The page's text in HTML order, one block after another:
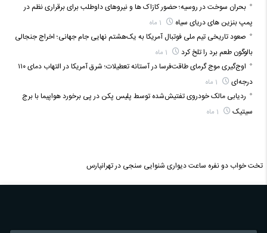
بحران سوخت در روسیه؛ حضور کازاک‌ ها و نیروهای داوطلب برای برقراری نظم در
پمپ بنزین‌ های دریای سیاه
صعود تاریخی تیم ملی فوتبال آمریکا به یک‌هشتم نهایی جام جهانی؛ اخراج جنجالی
بالوگون طعم برد را تلخ کرد
اوج‌گیری موج گرمای طاقت‌فرسا در آستانه تعطیلات؛ شرق آمریکا در التهاب دمای ۱۱۰
درجه‌ای
ردیابی مالک خودروی تفتیش‌شده توسط پلیس پکن در پی برخورد هواپیما با برج
سیتیک
تخت خواب دو نفره ساعت دیواری شنوایی سنجی در تهرانپارس